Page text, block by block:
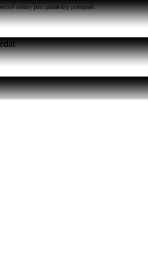
otázky jsou přidávány postupně...